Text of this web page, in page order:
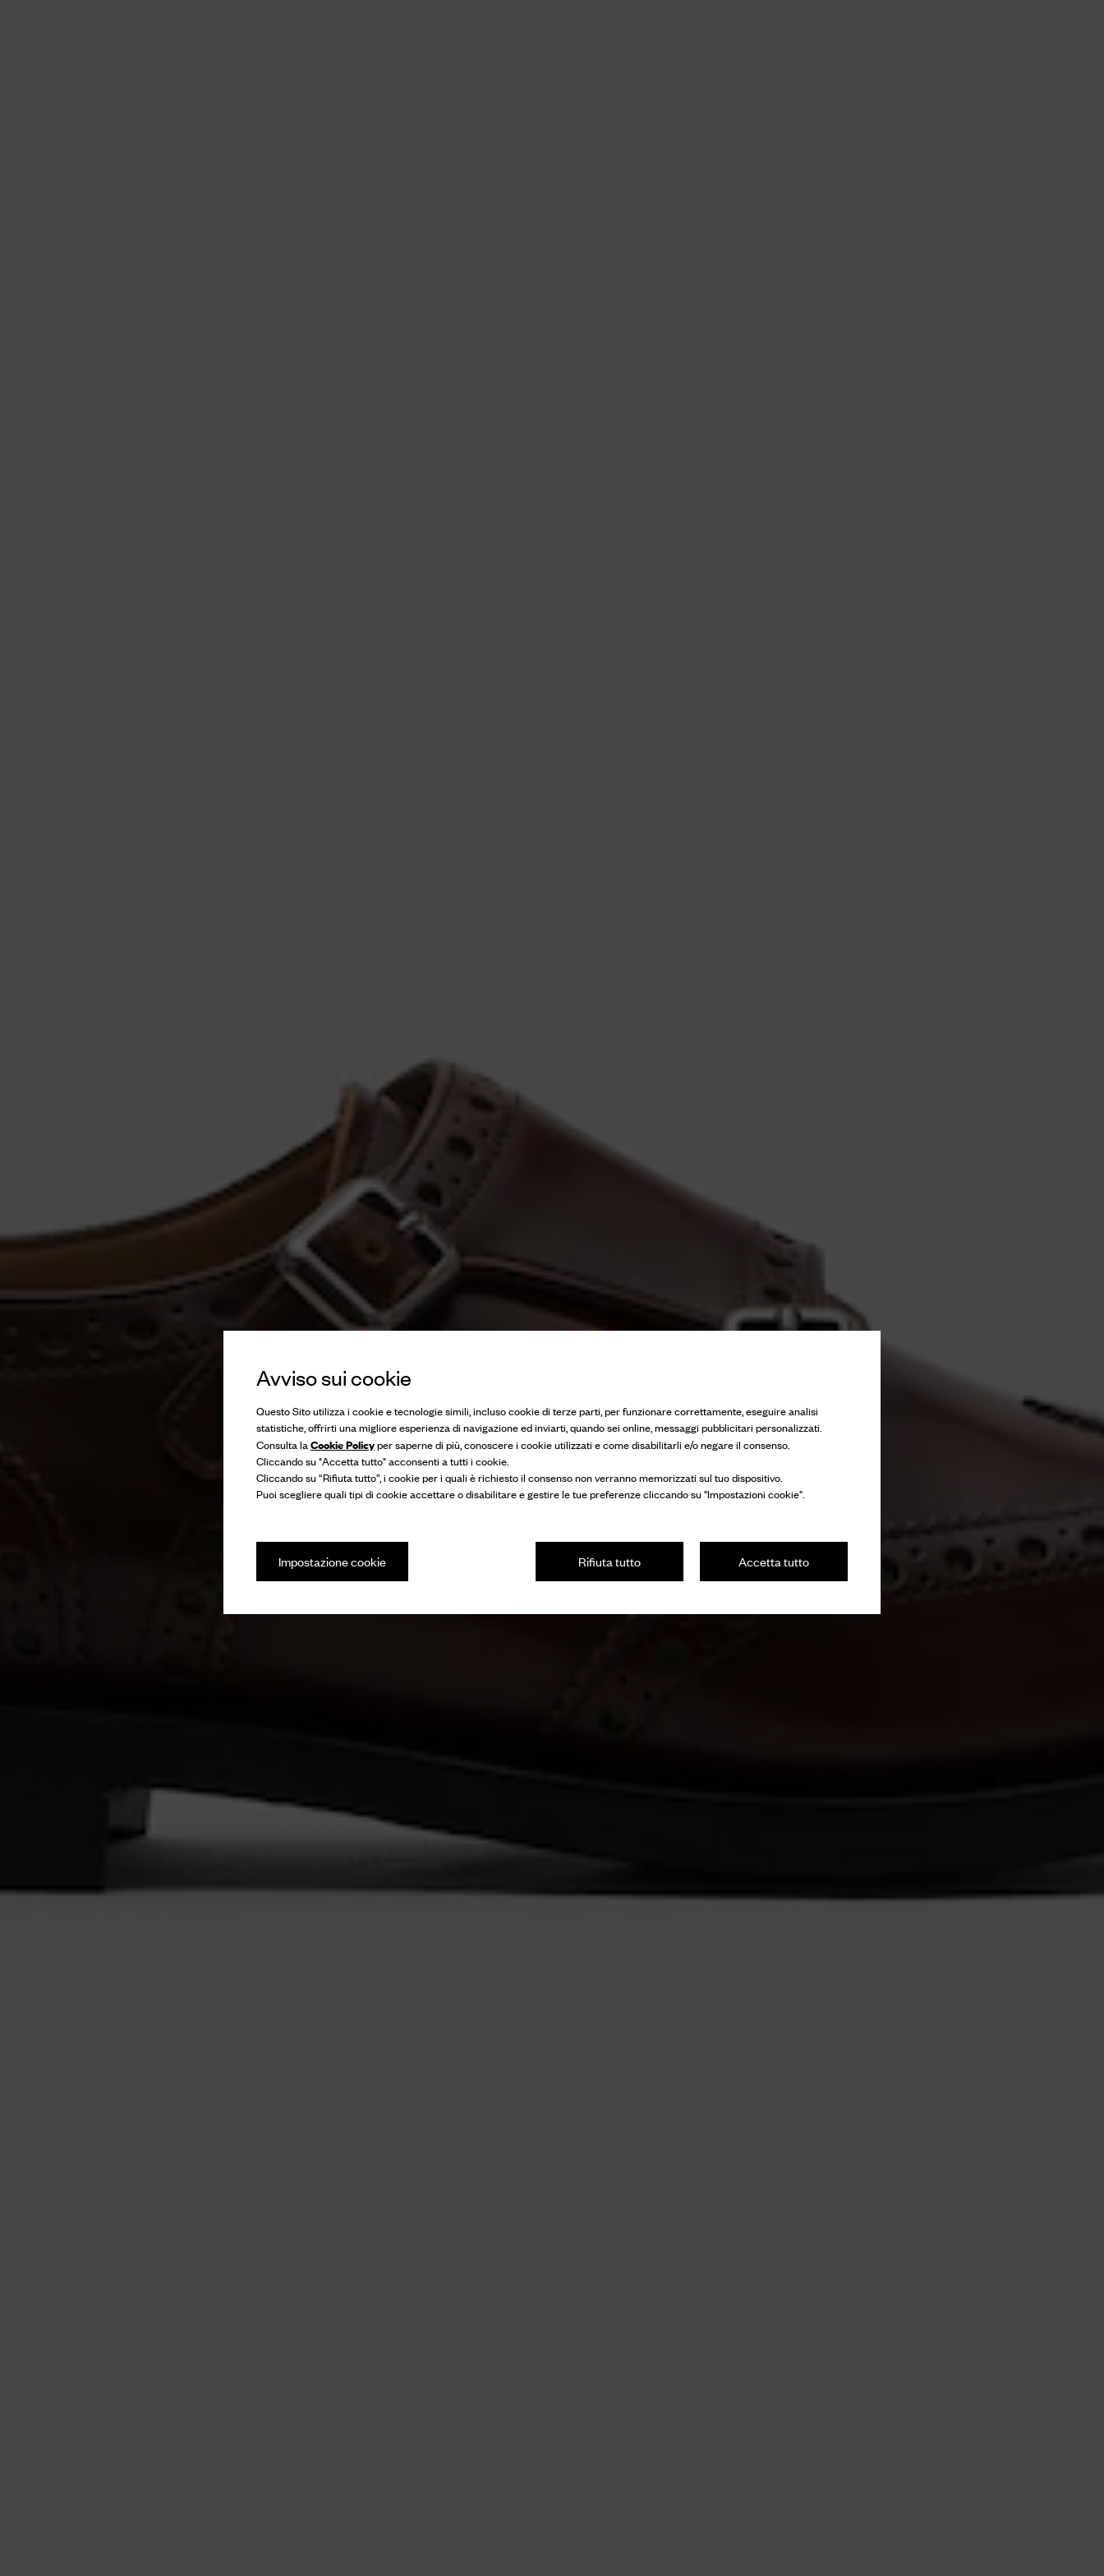
Avviso sui cookie
Questo Sito utilizza i cookie e tecnologie simili, incluso cookie di terze parti, per funzionare correttamente, eseguire analisi
statistiche, offrirti una migliore esperienza di navigazione ed inviarti, quando sei online, messaggi pubblicitari personalizzati.
Consulta la Cookie Policyper saperne di più, conoscere i cookie utilizzati e come disabilitarli e/o negare il consenso.
Cliccando su "Accetta tutto" acconsenti a tutti i cookie.
Cliccando su “Rifiuta tutto”, i cookie per i quali è richiesto il consenso non verranno memorizzati sul tuo dispositivo.
Puoi scegliere quali tipi di cookie accettare o disabilitare e gestire le tue preferenze cliccando su "Impostazioni cookie".
Accetta tutto
Rifiuta tutto
Impostazione cookie